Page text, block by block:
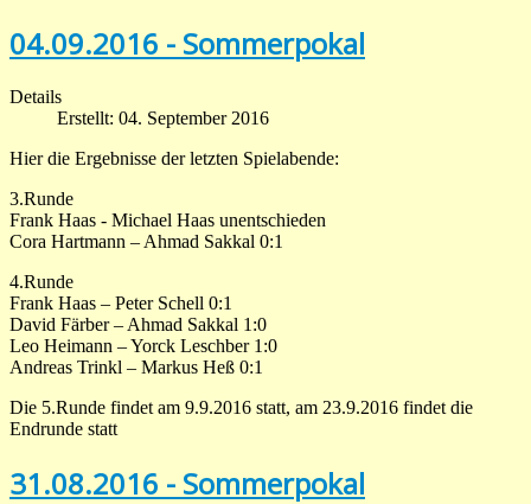
04.09.2016 - Sommerpokal
Details
Erstellt: 04. September 2016
Hier die Ergebnisse der letzten Spielabende:
3.Runde
Frank Haas - Michael Haas unentschieden
Cora Hartmann – Ahmad Sakkal 0:1
4.Runde
Frank Haas – Peter Schell 0:1
David Färber – Ahmad Sakkal 1:0
Leo Heimann – Yorck Leschber 1:0
Andreas Trinkl – Markus Heß 0:1
Die 5.Runde findet am 9.9.2016 statt, am 23.9.2016 findet die
Endrunde statt
31.08.2016 - Sommerpokal